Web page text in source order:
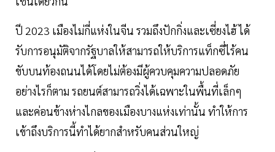
ปี 2023 เมืองไม่กี่แห่งในจีน รวมถึงปักกิ่งและเซี่ยงไฮ้ ได้
รับการอนุมัติจากรัฐบาลให้สามารถให้บริการแท็กซี่ไร้คน
ขับบนท้องถนนได้โดยไม่ต้องมีผู้ควบคุมความปลอดภัย
อย่างไรก็ตาม รถยนต์สามารถวิ่งได้เฉพาะในพื้นที่เล็กๆ
และค่อนข้างห่างไกลของเมืองบางแห่งเท่านั้น ทำให้การ
เข้าถึงบริการนี้ทำได้ยากสำหรับคนส่วนใหญ่